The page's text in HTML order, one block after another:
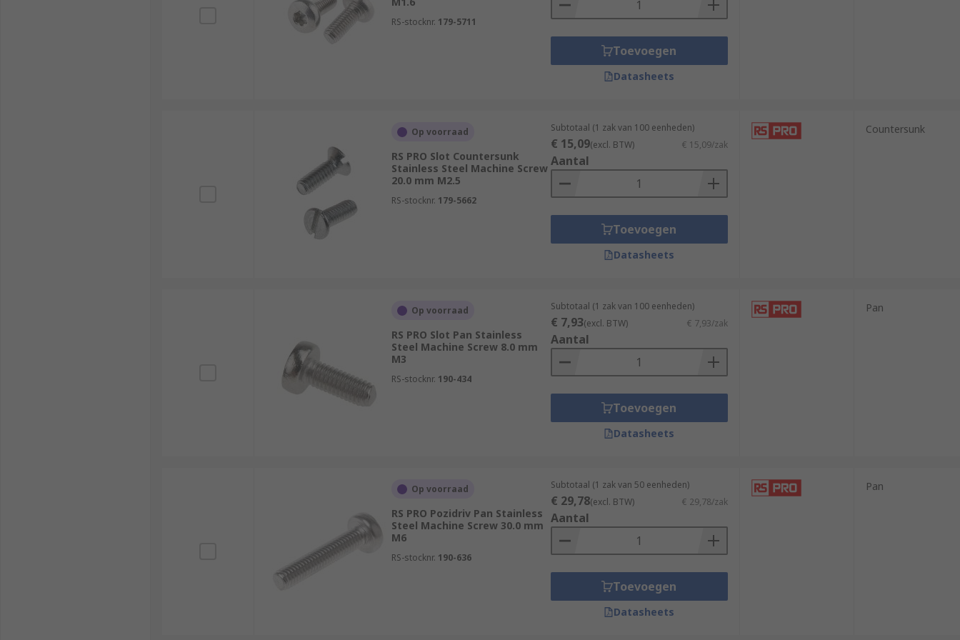
RS-stocknr. 179-5711
Toevoegen
Datasheets
Op voorraad
RS PRO Slot Countersunk
Stainless Steel Machine Screw
20.0 mm M2.5
RS-stocknr. 179-5662
Subtotaal (1 zak van 100 eenheden)
€ 15,09(excl. BTW) € 15,09/zak
Aantal
Toevoegen
Datasheets
Countersunk
Op voorraad
RS PRO Slot Pan Stainless
Steel Machine Screw 8.0 mm
M3
RS-stocknr. 190-434
Subtotaal (1 zak van 100 eenheden)
€ 7,93(excl. BTW) € 7,93/zak
Aantal
Toevoegen
Datasheets
Pan
Op voorraad
RS PRO Pozidriv Pan Stainless
Steel Machine Screw 30.0 mm
M6
RS-stocknr. 190-636
Subtotaal (1 zak van 50 eenheden)
€ 29,78(excl. BTW) € 29,78/zak
Aantal
Toevoegen
Datasheets
Pan